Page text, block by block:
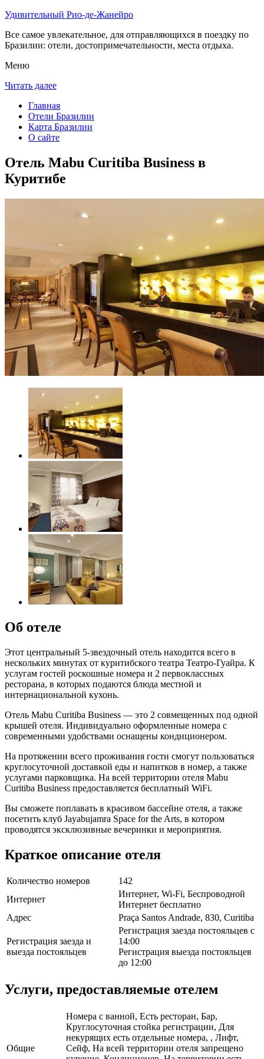
Удивительный Рио-де-Жанейро
Все самое увлекательное, для отправляющихся в поездку по
Бразилии: отели, достопримечательности, места отдыха.
Меню
Читать далее
Главная
Отели Бразилии
Карта Бразилии
О сайте
Отель Mabu Curitiba Business в
Куритибе
Об отеле
Этот центральный 5-звездочный отель находится всего в
нескольких минутах от куритибского театра Театро-Гуайра. К
услугам гостей роскошные номера и 2 первоклассных
ресторана, в которых подаются блюда местной и
интернациональной кухонь.
Отель Mabu Curitiba Business — это 2 совмещенных под одной
крышей отеля. Индивидуально оформленные номера с
современными удобствами оснащены кондиционером.
На протяжении всего проживания гости смогут пользоваться
круглосуточной доставкой еды и напитков в номер, а также
услугами парковщика. На всей территории отеля Mabu
Curitiba Business предоставляется бесплатный WiFi.
Вы сможете поплавать в красивом бассейне отеля, а также
посетить клуб Jayabujamra Space for the Arts, в котором
проводятся эксклюзивные вечеринки и мероприятия.
Краткое описание отеля
Количество номеров
142
Интернет
Интернет, Wi-Fi, Беспроводной
Интернет бесплатно
Адрес
Praça Santos Andrade, 830, Curitiba
Регистрация заезда и
выезда постояльцев
Регистрация заезда постояльцев с
14:00
Регистрация выезда постояльцев
до 12:00
Услуги, предоставляемые отелем
Общие
Номера с ванной, Есть ресторан, Бар,
Круглосуточная стойка регистрации, Для
некурящих есть отдельные номера, , Лифт,
Сейф, На всей территории отеля запрещено